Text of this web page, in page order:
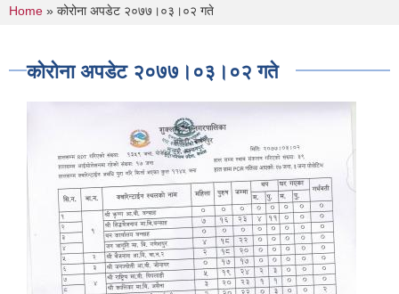
You are here
Home » कोरोना अपडेट २०७७।०३।०२ गते
कोरोना अपडेट २०७७।०३।०२ गते